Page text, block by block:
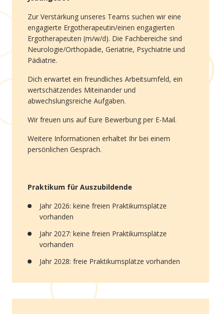
Zur Verstärkung unseres Teams suchen wir eine
engagierte Ergotherapeutin/einen engagierten
Ergotherapeuten (m/w/d). Die Fachbereiche sind
Neurologie/Orthopädie, Geriatrie, Psychiatrie und
Pädiatrie.
Dich erwartet ein freundliches Arbeitsumfeld, ein
wertschätzendes Miteinander und
abwechslungsreiche Aufgaben.
Wir freuen uns auf Eure Bewerbung per E-Mail.
Weitere Informationen erhaltet Ihr bei einem
persönlichen Gespräch.
Praktikum für Auszubildende
Jahr 2026: keine freien Praktikumsplätze
vorhanden
Jahr 2027: keine freien Praktikumsplätze
vorhanden
Jahr 2028: freie Praktikumsplätze vorhanden